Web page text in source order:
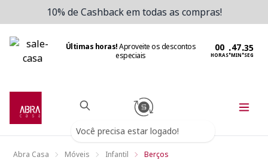
10% de Cashback em todas as compras!
Últimas horas!Aproveite os descontos
especiais
HORAS:MIN:SEG
Você precisa estar logado!
Abra Casa Móveis Infantil Berços